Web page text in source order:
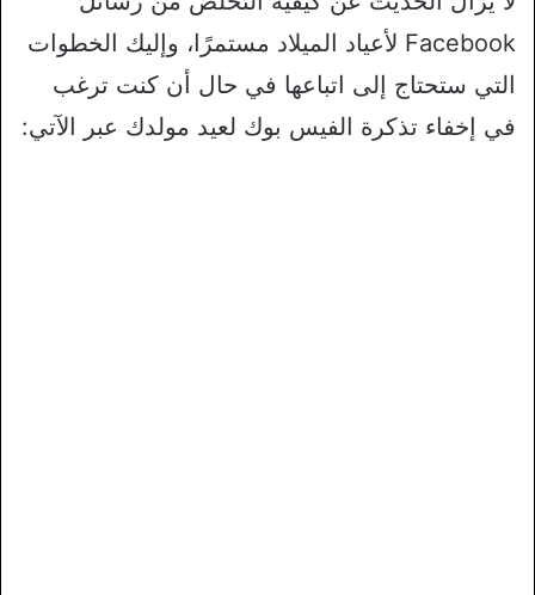
Facebook لأعياد الميلاد مستمرًا، وإليك الخطوات
التي ستحتاج إلى اتباعها في حال أن كنت ترغب
في إخفاء تذكرة الفيس بوك لعيد مولدك عبر الآتي: